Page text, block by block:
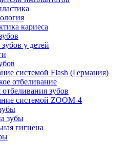
кариеса
у детей
системой Flash (Германия)
отбеливание
зубов
системой ZOOM-4
зубы
гигиена